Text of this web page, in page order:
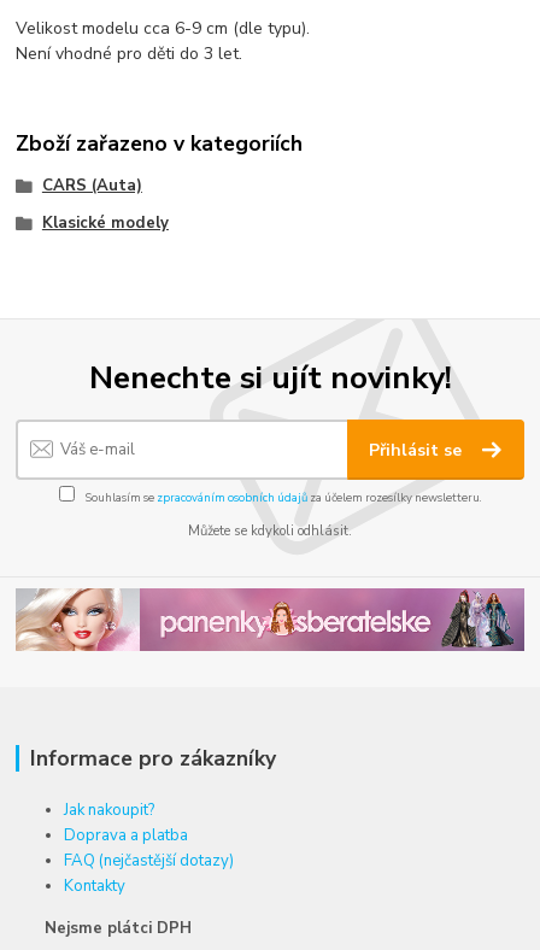
Velikost modelu cca 6-9 cm (dle typu).
Není vhodné pro děti do 3 let.
Zboží zařazeno v kategoriích
CARS (Auta)
Klasické modely
Nenechte si ujít novinky!
Přihlásit se
Souhlasím se zpracováním osobních údajůza účelem rozesílky newsletteru.
Můžete se kdykoli odhlásit.
Informace pro zákazníky
Jak nakoupit?
Doprava a platba
FAQ (nejčastější dotazy)
Kontakty
Nejsme plátci DPH